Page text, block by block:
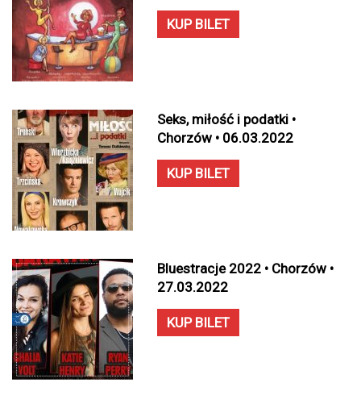
KUP BILET
Seks, miłość i podatki •
Chorzów • 06.03.2022
KUP BILET
Bluestracje 2022 • Chorzów •
27.03.2022
KUP BILET